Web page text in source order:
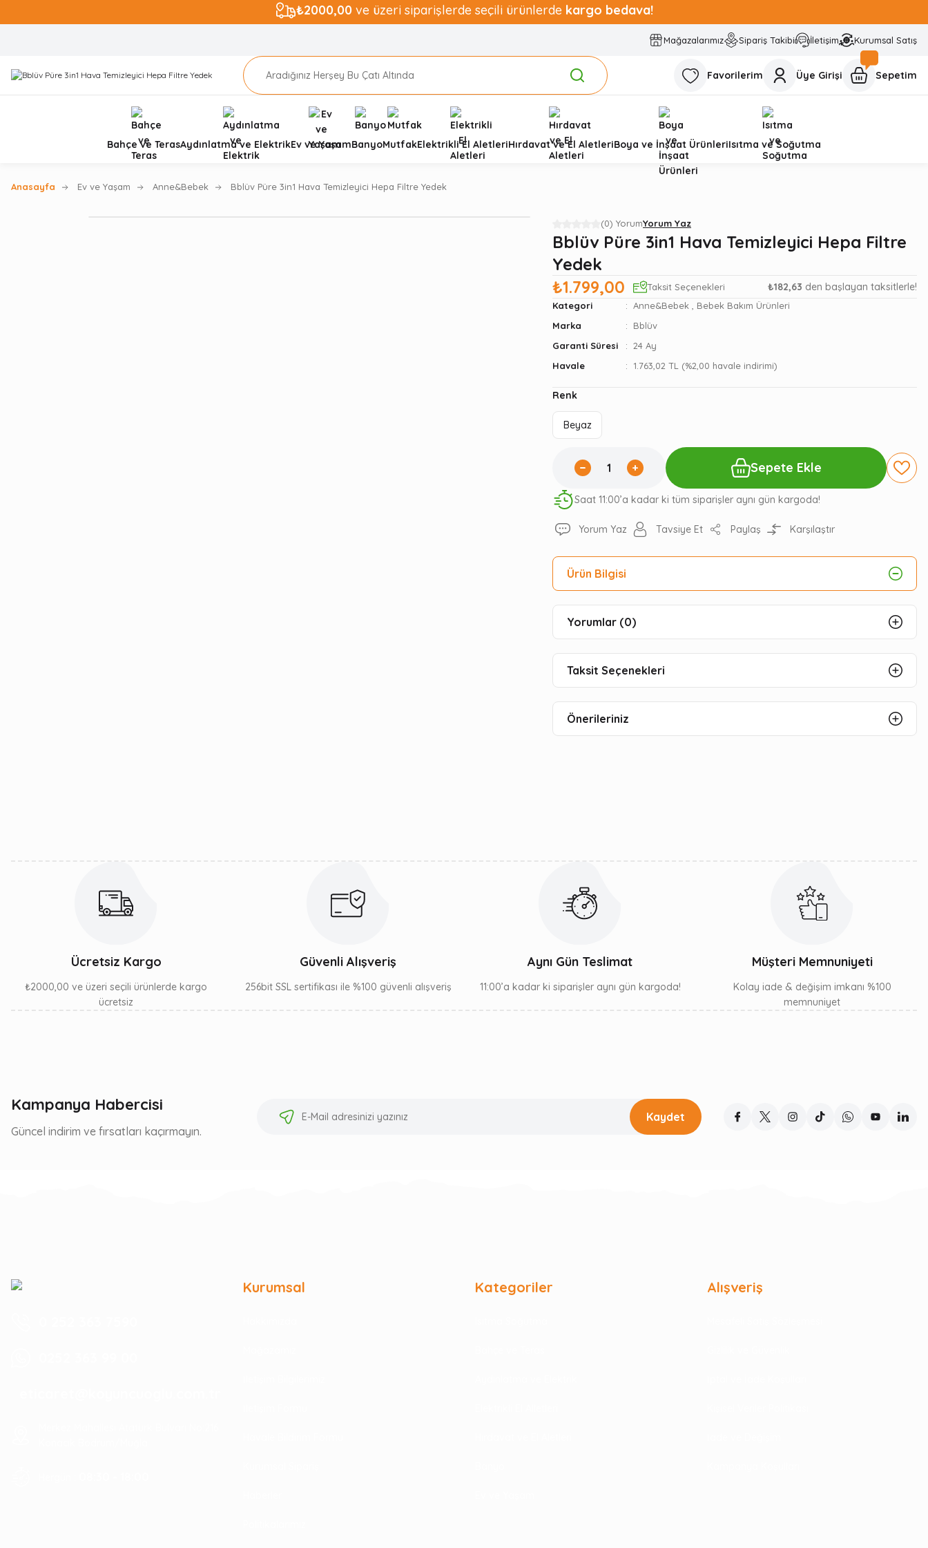
₺2000,00ve üzeri siparişlerde seçili ürünlerde kargo bedava!
Mağazalarımız Sipariş Takibi İletişim Kurumsal Satış
Favorilerim Üye Girişi Sepetim
Bahçe ve TerasAydınlatma ve ElektrikEv ve YaşamBanyoMutfakElektrikli El AletleriHırdavat ve El AletleriBoya ve İnşaat ÜrünleriIsıtma ve Soğutma
Anasayfa Ev ve Yaşam Anne&Bebek Bblüv Püre 3in1 Hava Temizleyici Hepa Filtre Yedek
(0) YorumYorum Yaz
Bblüv Püre 3in1 Hava Temizleyici Hepa Filtre
Yedek
₺1.799,00
Taksit Seçenekleri ₺182,63 den başlayan taksitlerle!
Kategori Anne&Bebek
Bebek Bakım Ürünleri
Marka
Bblüv
Garanti Süresi
24 Ay
Havale
1.763,02 TL (%2,00 havale indirimi)
Renk
Beyaz
Sepete Ekle
Saat 11:00’a kadar ki tüm siparişler aynı gün kargoda!
Yorum Yaz Tavsiye Et Paylaş Karşılaştır
Ürün Bilgisi
Yorumlar (0)
Taksit Seçenekleri
Önerileriniz
Ücretsiz Kargo
₺2000,00 ve üzeri seçili ürünlerde kargo
ücretsiz
Güvenli Alışveriş
256bit SSL sertifikası ile %100 güvenli alışveriş
Aynı Gün Teslimat
11:00’a kadar ki siparişler aynı gün kargoda!
Müşteri Memnuniyeti
Kolay iade & değişim imkanı %100
memnuniyet
Kampanya Habercisi
Güncel indirim ve fırsatları kaçırmayın.
Kaydet
Kurumsal Kategoriler Alışveriş